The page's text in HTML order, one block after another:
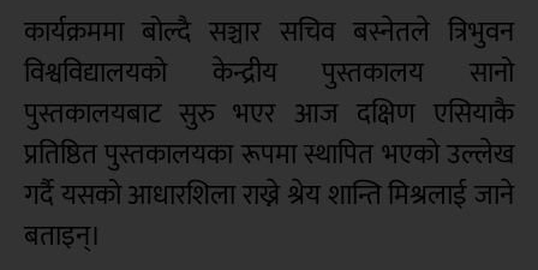
कार्यक्रममा बोल्दै सञ्चार सचिव बस्नेतले त्रिभुवन
विश्वविद्यालयको केन्द्रीय पुस्तकालय सानो
पुस्तकालयबाट सुरु भएर आज दक्षिण एसियाकै
प्रतिष्ठित पुस्तकालयका रूपमा स्थापित भएको उल्लेख
गर्दै यसको आधारशिला राख्ने श्रेय शान्ति मिश्रलाई जाने
बताइन्।